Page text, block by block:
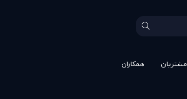
مشتريان همکاران